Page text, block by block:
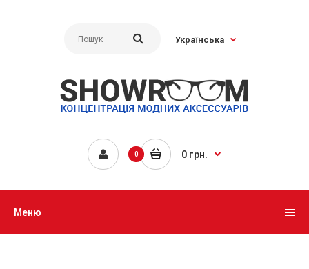
Українська
0 0 грн.
Меню